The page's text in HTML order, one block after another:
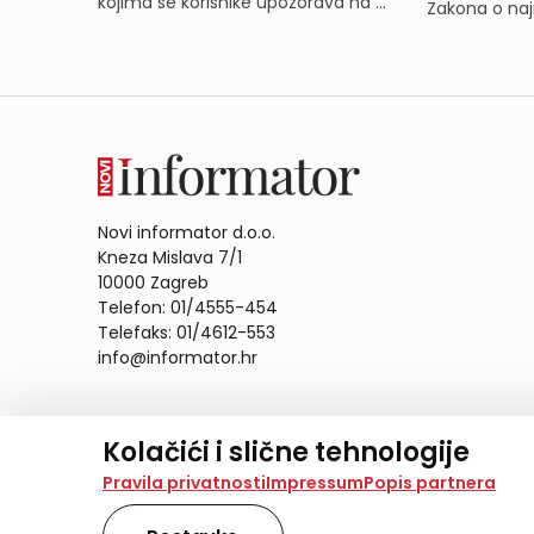
Kolačići i slične tehnologije
Na našoj web stranici koristimo kolačiće i slične
analiziramo promet na stranici te prikazujemo
također koriste ove tehnologije.
Pravila privatnostiImpressumPopis partnera
Zakona o
Novi informator d.o.o.
Kneza Mislava 7/1
10000 Zagreb
Telefon: 01/4555-454
Telefaks: 01/4612-553
info@informator.hr